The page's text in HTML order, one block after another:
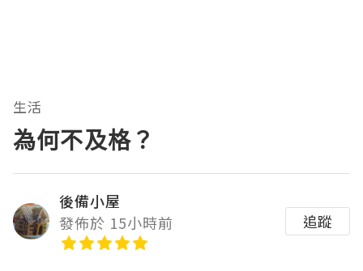
生活
為何不及格？
後備小屋
發佈於 15小時前
追蹤